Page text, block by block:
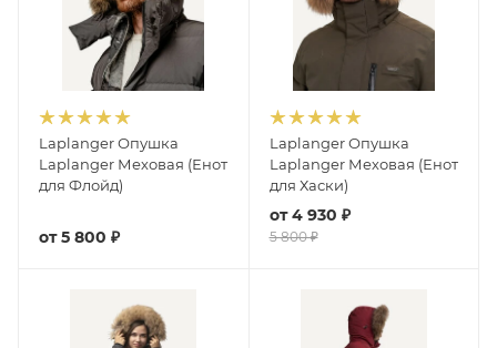
Laplanger Опушка
Laplanger Меховая (Енот
для Флойд)
от5 800 ₽
Laplanger Опушка
Laplanger Меховая (Енот
для Хаски)
от4 930 ₽
5 800 ₽